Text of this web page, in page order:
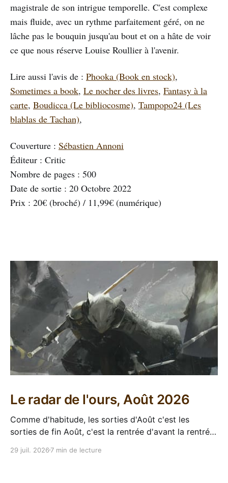
magistrale de son intrigue temporelle. C'est complexe
mais fluide, avec un rythme parfaitement géré, on ne
lâche pas le bouquin jusqu'au bout et on a hâte de voir
ce que nous réserve Louise Roullier à l'avenir.
Lire aussi l'avis de : Phooka (Book en stock),
Sometimes a book, Le nocher des livres, Fantasy à la
carte, Boudicca (Le bibliocosme), Tampopo24 (Les
blablas de Tachan),
Couverture : Sébastien Annoni
Éditeur : Critic
Nombre de pages : 500
Date de sortie : 20 Octobre 2022
Prix : 20€ (broché) / 11,99€ (numérique)
Le radar de l'ours, Août 2026
Comme d'habitude, les sorties d'Août c'est les
sorties de fin Août, c'est la rentrée d'avant la rentrée,
29 juil. 2026 7 min de lecture